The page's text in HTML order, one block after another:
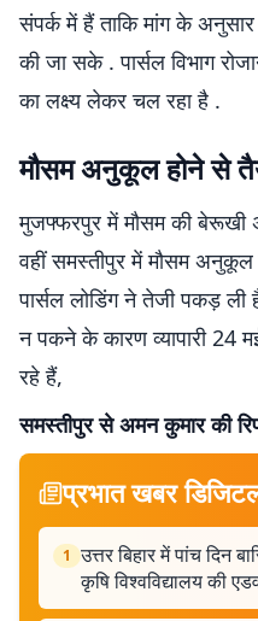
संपर्क में हैं ताकि मांग के
की जा सके . पार्सल विभाग
का लक्ष्य लेकर चल रहा है .
मौसम अनुकूल होने से
मुजफ्फरपुर में मौसम की बेरूखी
वहीं समस्तीपुर में मौसम
पार्सल लोडिंग ने तेजी पकड़
न पकने के कारण व्यापारी 24
रहे हैं,
समस्तीपुर से अमन कुमार की
प्रभात खबर
1 उत्तर बिहार में पांच दिन
कृषि विश्वविद्यालय की